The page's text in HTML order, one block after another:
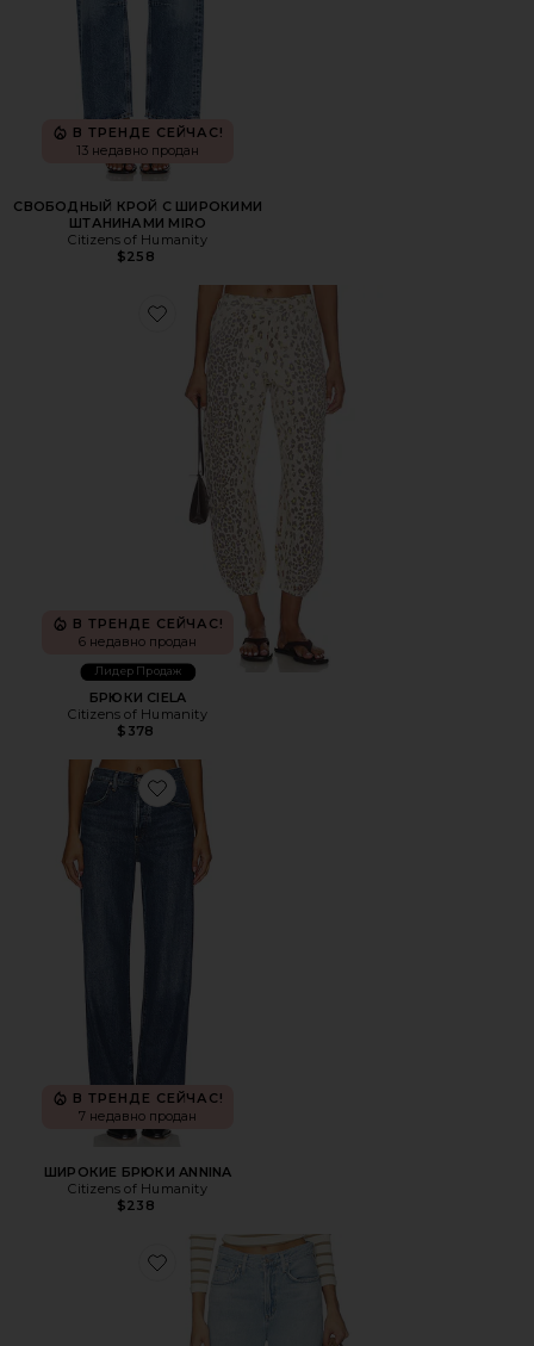
В ТРЕНДЕ СЕЙЧАС!
13 недавно продан
СВОБОДНЫЙ КРОЙ С ШИРОКИМИ
ШТАНИНАМИ MIRO
Citizens of Humanity
$258
Favorite БРЮКИ CIELA
В ТРЕНДЕ СЕЙЧАС!
6 недавно продан
Лидер Продаж
БРЮКИ CIELA
Citizens of Humanity
$378
Favorite ШИРОКИЕ БРЮКИ ANNINA
В ТРЕНДЕ СЕЙЧАС!
7 недавно продан
ШИРОКИЕ БРЮКИ ANNINA
Citizens of Humanity
$238
Favorite БОЧКА MIRO